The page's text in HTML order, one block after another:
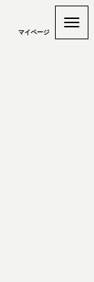
マイページ